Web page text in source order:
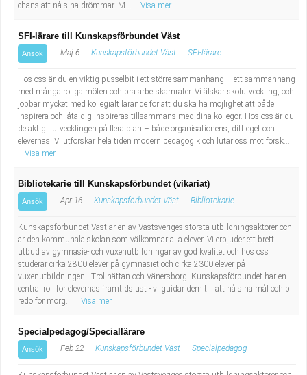
chans att nå sina drömmar. M...
Visa mer
SFI-lärare till Kunskapsförbundet Väst
Ansök Maj 6 Kunskapsförbundet Väst SFI-lärare
Hos oss är du en viktig pusselbit i ett större sammanhang – ett sammanhang
med många roliga möten och bra arbetskamrater. Vi älskar skolutveckling, och
jobbar mycket med kollegialt lärande för att du ska ha möjlighet att både
inspirera och låta dig inspireras tillsammans med dina kollegor. Hos oss är du
delaktig i utvecklingen på flera plan – både organisationens, ditt eget och
elevernas. Vi utforskar hela tiden modern pedagogik och lutar oss mot forsk...
Visa mer
Bibliotekarie till Kunskapsförbundet (vikariat)
Ansök Apr 16 Kunskapsförbundet Väst Bibliotekarie
Kunskapsförbundet Väst är en av Västsveriges största utbildningsaktörer och
är den kommunala skolan som välkomnar alla elever. Vi erbjuder ett brett
utbud av gymnasie- och vuxenutbildningar av god kvalitet och hos oss
studerar cirka 2800 elever på gymnasiet och cirka 2300 elever på
vuxenutbildningen i Trollhättan och Vänersborg. Kunskapsförbundet har en
central roll för elevernas framtidslust - vi guidar dem till att nå sina mål och bli
redo för morg...
Visa mer
Specialpedagog/Speciallärare
Ansök Feb 22 Kunskapsförbundet Väst Specialpedagog